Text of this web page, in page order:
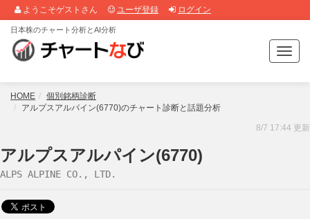
ようこそゲストさん ユーザ登録 ログイン
T
o
g
日本株のチャート分析とAI分析
HOME
個別銘柄診断
アルプスアルパイン(6770)のチャート診断と話題分析
8/7 17:44 更新
アルプスアルパイン(6770)
ALPS ALPINE CO., LTD.